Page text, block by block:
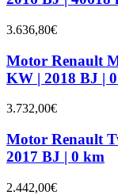
3.636,80€
Motor Renault
KW | 2018 BJ |
3.732,00€
Motor Renault
2017 BJ | 0 km
2.442,00€